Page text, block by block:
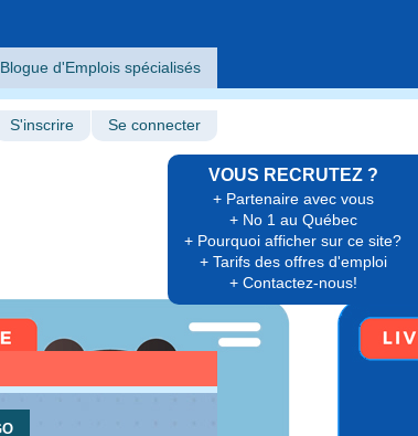
Blogue d'Emplois spécialisés
VOUS RECRUTEZ ?
+ Partenaire avec vous
+ No 1 au Québec
+ Pourquoi afficher sur ce site?
+ Tarifs des offres d'emploi
+ Contactez-nous!
S'inscrire Se connecter